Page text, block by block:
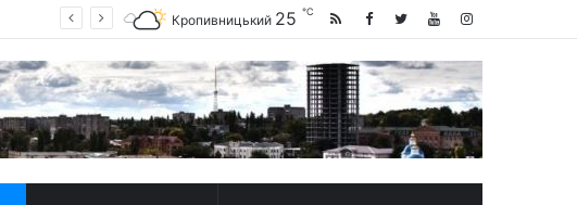
Кропивницький 25 ℃